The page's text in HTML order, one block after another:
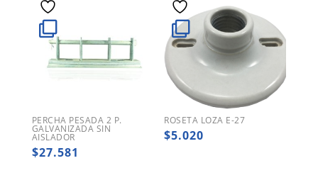
PERCHA PESADA 2 P.
GALVANIZADA SIN
AISLADOR
$27.581
ROSETA LOZA E-27
$5.020